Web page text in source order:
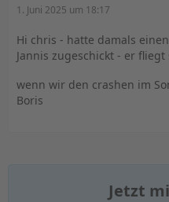
1. Juni 2025 um 18:17
Hi chris - hatte damals
Jannis zugeschickt - er
wenn wir den crashen im
Boris
Jetzt